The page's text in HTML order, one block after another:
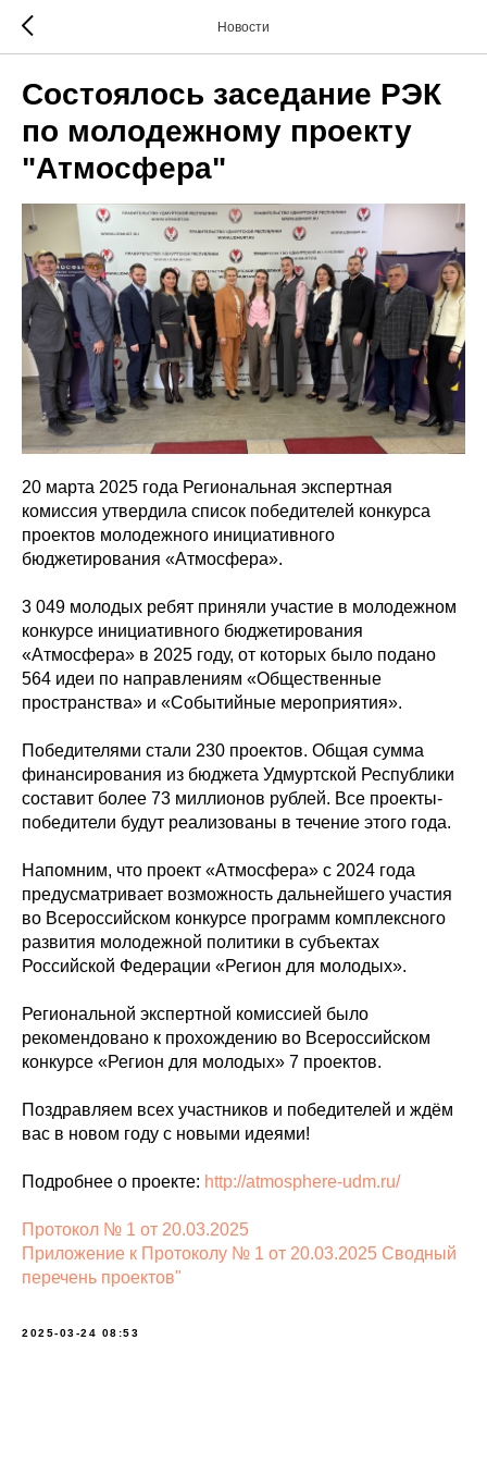
Новости
Состоялось заседание РЭК
по молодежному проекту
"Атмосфера"
20 марта 2025 года Региональная экспертная
комиссия утвердила список победителей конкурса
проектов молодежного инициативного
бюджетирования «Атмосфера».
3 049 молодых ребят приняли участие в молодежном
конкурсе инициативного бюджетирования
«Атмосфера» в 2025 году, от которых было подано
564 идеи по направлениям «Общественные
пространства» и «Событийные мероприятия».
Победителями стали 230 проектов. Общая сумма
финансирования из бюджета Удмуртской Республики
составит более 73 миллионов рублей. Все проекты-
победители будут реализованы в течение этого года.
Напомним, что проект «Атмосфера» с 2024 года
предусматривает возможность дальнейшего участия
во Всероссийском конкурсе программ комплексного
развития молодежной политики в субъектах
Российской Федерации «Регион для молодых».
Региональной экспертной комиссией было
рекомендовано к прохождению во Всероссийском
конкурсе «Регион для молодых» 7 проектов.
Поздравляем всех участников и победителей и ждём
вас в новом году с новыми идеями!
Подробнее о проекте: http://atmosphere-udm.ru/
Протокол № 1 от 20.03.2025
П риложение к Протоколу № 1 от 20.03.2025 Сводный
перечень проектов"
2025-03-24 08:53